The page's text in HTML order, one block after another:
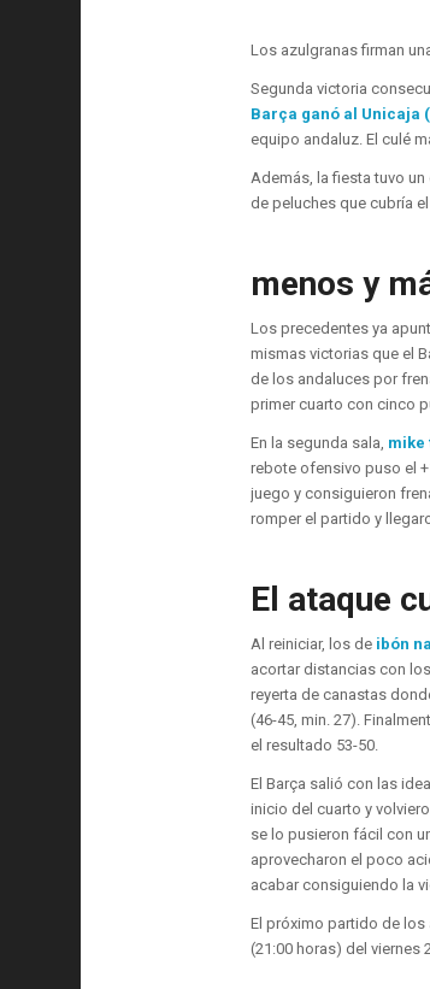
Los azulgranas firman
Segunda victoria
Barça ganó al Unicaja
equipo andaluz. El culé
Además, la fiesta tuvo
de peluches que cubría
menos y
Los precedentes ya
mismas victorias que el
de los andaluces por
primer cuarto con cinco
En la segunda sala, mike
rebote ofensivo puso el
juego y consiguieron
romper el partido y
El ataque
Al reiniciar, los de ibón
acortar distancias con
reyerta de canastas
(46-45, min. 27).
el resultado 53-50.
El Barça salió con las
inicio del cuarto y
se lo pusieron fácil con
aprovecharon el poco
acabar consiguiendo la
El próximo partido de los
(21:00 horas) del viernes